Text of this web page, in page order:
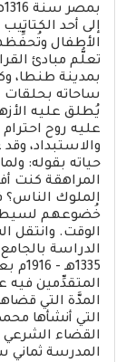
إلى أحد
الأطفال
تعلُّم مبادئ
بمدينة طنطا،
ساحاته بحلقات
يُطلق عليه
عليه روح
والاستبداد،
حياته بقوله:
المراهقة كنت
الملوك الناس؟
خُضوعهم
الوقت. وانتقل
الدراسة
المتقدِّمين
المدَّة التي
التي أنشأها
القضاء الشرعي
المدرسة ثماني